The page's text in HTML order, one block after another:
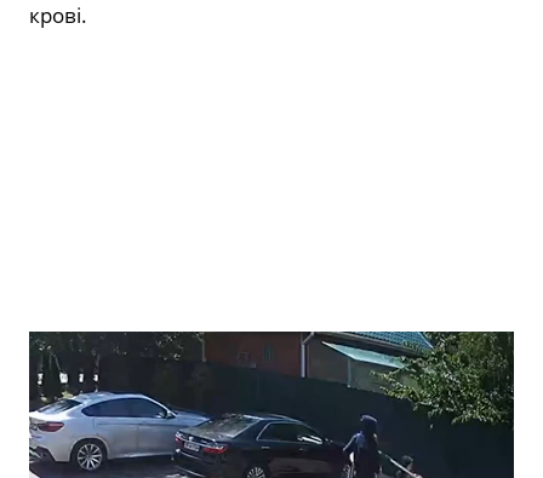
крові.